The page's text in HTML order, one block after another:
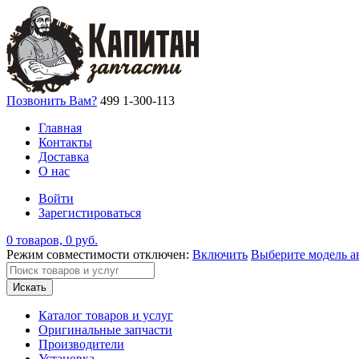
Позвонить Вам? 499 1-300-113
Главная
Контакты
Доставка
О нас
Войти
Зарегистироваться
0 товаров, 0 руб.
Режим совместимости отключен: Включить Выберите модель
Искать
Каталог товаров и услуг
Оригинальные запчасти
Производители